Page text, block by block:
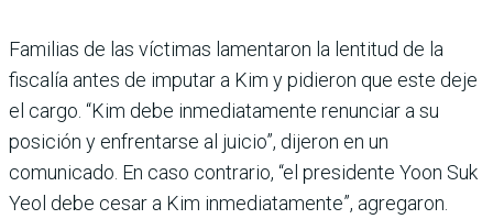
Familias de las víctimas lamentaron la lentitud de la
fiscalía antes de imputar a Kim y pidieron que este deje
el cargo. “Kim debe inmediatamente renunciar a su
posición y enfrentarse al juicio”, dijeron en un
comunicado. En caso contrario, “el presidente Yoon Suk
Yeol debe cesar a Kim inmediatamente”, agregaron.